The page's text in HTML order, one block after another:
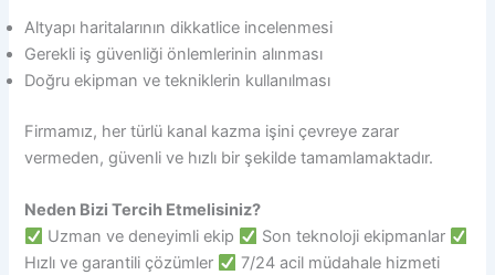
Altyapı haritalarının dikkatlice incelenmesi
Gerekli iş güvenliği önlemlerinin alınması
Doğru ekipman ve tekniklerin kullanılması
Firmamız, her türlü kanal kazma işini çevreye zarar
vermeden, güvenli ve hızlı bir şekilde tamamlamaktadır.
Neden Bizi Tercih Etmelisiniz?
Uzman ve deneyimli ekip
Son teknoloji ekipmanlar
Hızlı ve garantili çözümler
7/24 acil müdahale hizmeti